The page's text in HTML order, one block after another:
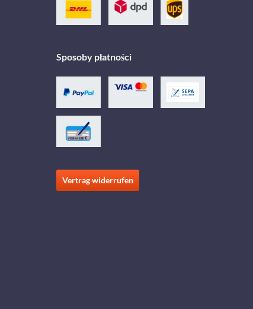
Sposoby płatności
Vertrag widerrufen